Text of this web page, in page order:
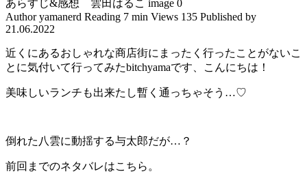
Author yamanerd Reading 7 min Views 135 Published by
21.06.2022
近くにあるおしゃれな商店街にまったく行ったことがないこ
とに気付いて行ってみたbitchyamaです、こんにちは！
美味しいランチも出来たし暫く通っちゃそう…♡
倒れた八雲に動揺する与太郎だが…？
前回までのネタバレはこちら。